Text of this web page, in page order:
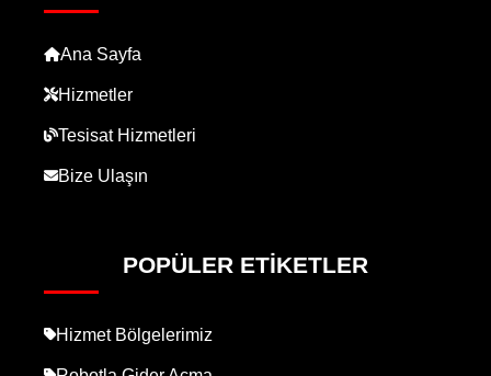
Ana Sayfa
Hizmetler
Tesisat Hizmetleri
Bize Ulaşın
POPÜLER ETIKETLER
Hizmet Bölgelerimiz